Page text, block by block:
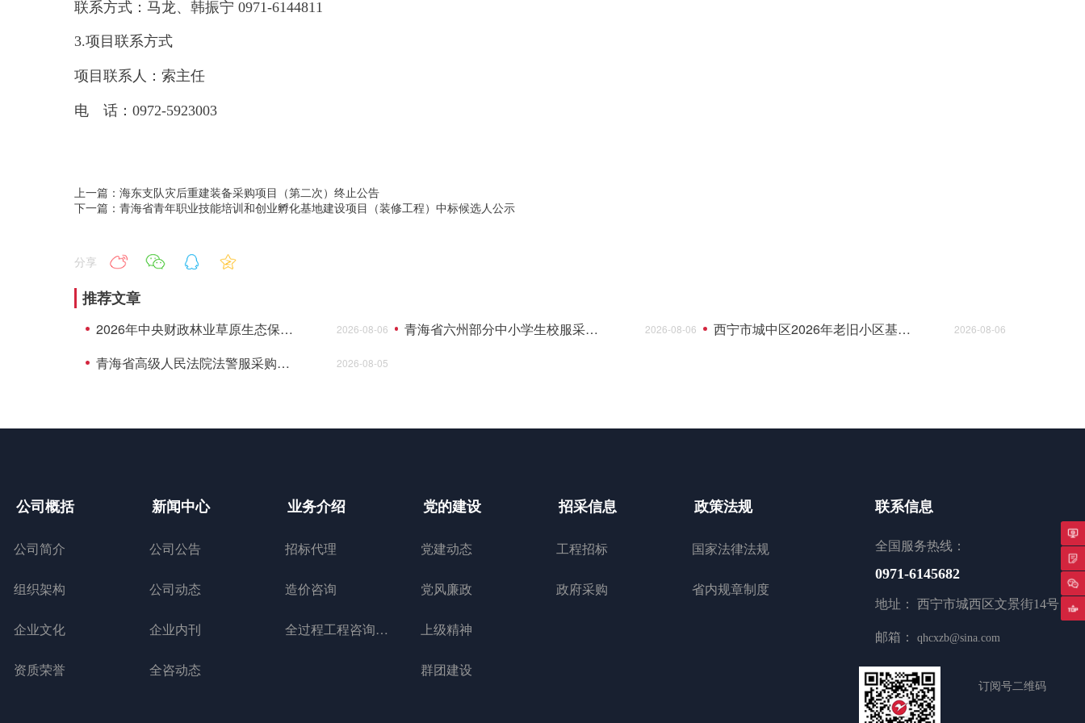
联系方式：马龙、韩振宁 0971-6144811
3.项目联系方式
项目联系人：索主任
电 话：0972-5923003
上一篇：海东支队灾后重建装备采购项目（第二次）终止公告
下一篇：青海省青年职业技能培训和创业孵化基地建设项目（装修工程）中标候选人公示
分享
推荐文章
2026年中央财政林业草原生态保护恢复资金青海湖国家级自然保护区能力建设项目（货物）的公开招标公告 2026-08-06 青海省六州部分中小学生校服采购项目的更正公告 2026-08-06 西宁市城中区2026年老旧小区基础设施改造项目全过程项目管理中标候选人公示 2026-08-06
青海省高级人民法院法警服采购项目的竞争性谈判公告 2026-08-05
公司概括
公司简介
组织架构
企业文化
资质荣誉
新闻中心
公司公告
公司动态
企业内刊
全咨动态
业务介绍
招标代理
造价咨询
全过程工程咨询管理
党的建设
党建动态
党风廉政
上级精神
群团建设
招采信息
工程招标
政府采购
政策法规
国家法律法规
省内规章制度
联系信息
全国服务热线：
0971-6145682
地址： 西宁市城西区文景街14号
邮箱： qhcxzb@sina.com
订阅号二维码
专
返